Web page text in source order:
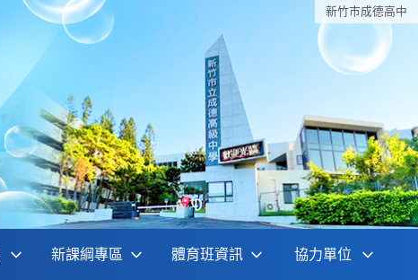
新竹巿成德高中
新課綱專區 體育班資訊 協力單位